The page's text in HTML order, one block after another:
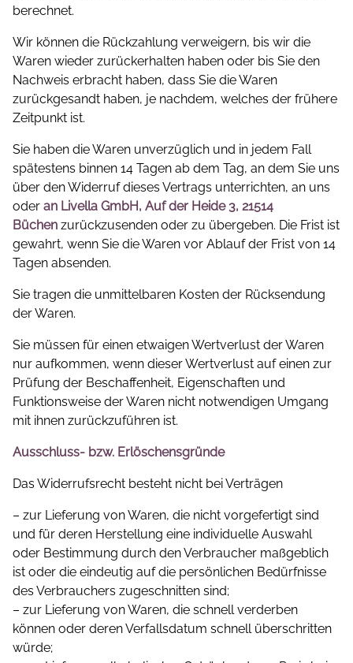
berechnet.
Wir können die Rückzahlung verweigern, bis wir die
Waren wieder zurückerhalten haben oder bis Sie den
Nachweis erbracht haben, dass Sie die Waren
zurückgesandt haben, je nachdem, welches der frühere
Zeitpunkt ist.
Sie haben die Waren unverzüglich und in jedem Fall
spätestens binnen 14 Tagen ab dem Tag, an dem Sie uns
über den Widerruf dieses Vertrags unterrichten, an uns
oder an Livella GmbH, Auf der Heide 3, 21514
Büchen zurückzusenden oder zu übergeben. Die Frist ist
gewahrt, wenn Sie die Waren vor Ablauf der Frist von 14
Tagen absenden.
Sie tragen die unmittelbaren Kosten der Rücksendung
der Waren.
Sie müssen für einen etwaigen Wertverlust der Waren
nur aufkommen, wenn dieser Wertverlust auf einen zur
Prüfung der Beschaffenheit, Eigenschaften und
Funktionsweise der Waren nicht notwendigen Umgang
mit ihnen zurückzuführen ist.
Ausschluss- bzw. Erlöschensgründe
Das Widerrufsrecht besteht nicht bei Verträgen
– zur Lieferung von Waren, die nicht vorgefertigt sind
und für deren Herstellung eine individuelle Auswahl
oder Bestimmung durch den Verbraucher maßgeblich
ist oder die eindeutig auf die persönlichen Bedürfnisse
des Verbrauchers zugeschnitten sind;
– zur Lieferung von Waren, die schnell verderben
können oder deren Verfallsdatum schnell überschritten
würde;